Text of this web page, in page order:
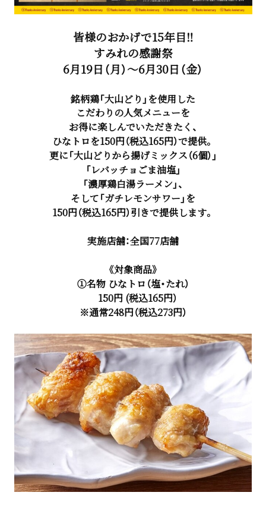
皆様のおかげで15年目‼
すみれの感謝祭
6月19日（月）～6月30日（金）
銘柄鶏「大山どり」を使用した
こだわりの人気メニューを
お得に楽しんでいただきたく、
ひなトロを150円（税込165円）で提供。
更に「大山どりから揚げミックス（6個）」
「レバッチョごま油塩」
「濃厚鶏白湯ラーメン」、
そして「ガチレモンサワー」を
150円（税込165円）引きで提供します。
実施店舗：全国77店舗
《対象商品》
①名物 ひなトロ（塩・たれ）
150円 (税込165円）
※通常248円（税込273円）